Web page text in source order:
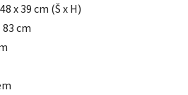
x 39 cm (Š x H)
83 cm